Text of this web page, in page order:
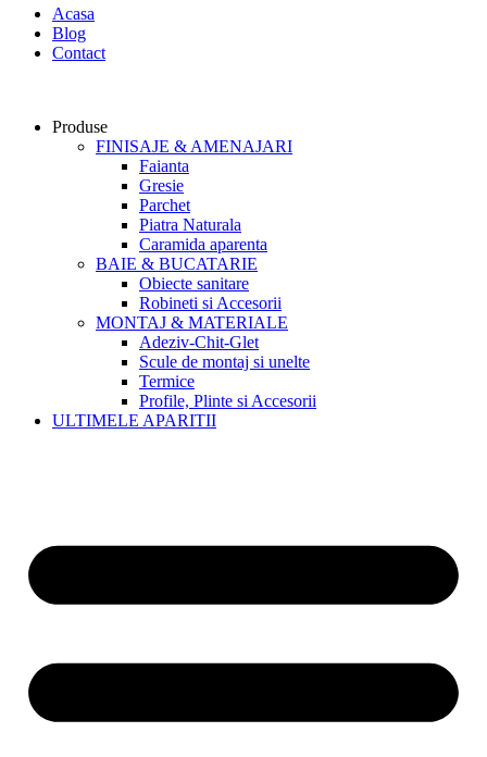
Acasa
Blog
Contact
Produse
FINISAJE & AMENAJARI
Faianta
Gresie
Parchet
Piatra Naturala
Caramida aparenta
BAIE & BUCATARIE
Obiecte sanitare
Robineti si Accesorii
MONTAJ & MATERIALE
Adeziv-Chit-Glet
Scule de montaj si unelte
Termice
Profile, Plinte si Accesorii
ULTIMELE APARITII